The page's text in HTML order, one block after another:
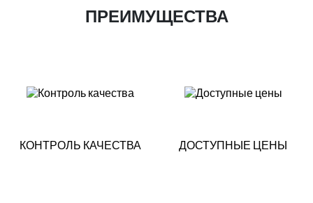
ПРЕИМУЩЕСТВА
КОНТРОЛЬ КАЧЕСТВА ДОСТУПНЫЕ ЦЕНЫ